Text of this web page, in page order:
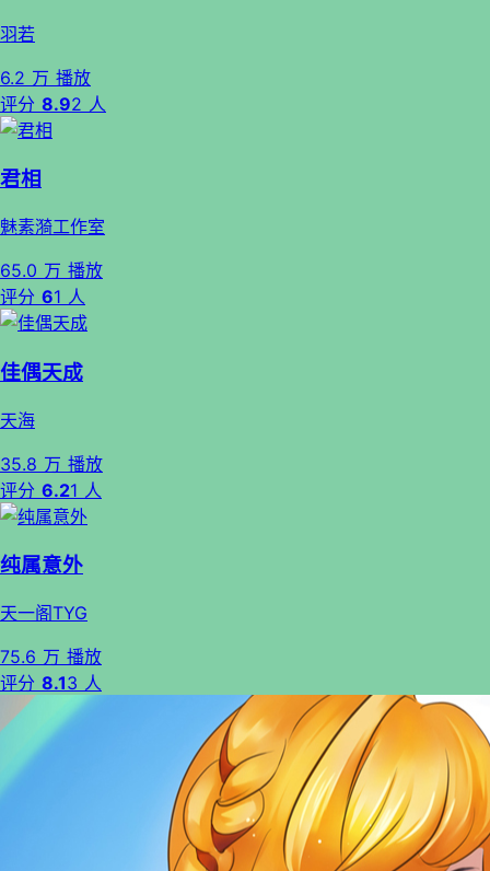
羽若
6.2 万 播放
评分 8.92 人
君相
魅素漪工作室
65.0 万 播放
评分 61 人
佳偶天成
天海
35.8 万 播放
评分 6.21 人
纯属意外
天一阁TYG
75.6 万 播放
评分 8.13 人